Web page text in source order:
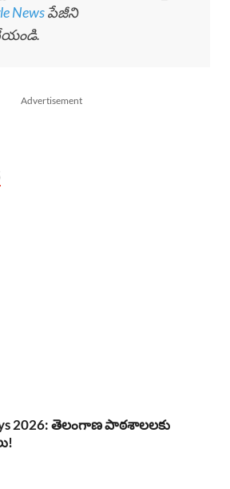
Newsపేజీని
Advertisement
2026: తెలంగాణ పాఠశాలలకు